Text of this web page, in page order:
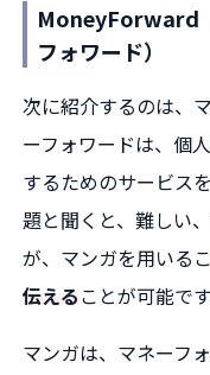
MoneyForward
フォワード）
次に紹介するのは、
ーフォワードは、個
するためのサービス
題と聞くと、難しい
が、マンガを用いる
伝えることが可能です
マンガは、マネーフ